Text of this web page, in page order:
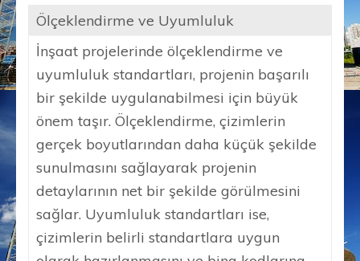
Ölçeklendirme ve Uyumluluk
İnşaat projelerinde ölçeklendirme ve
uyumluluk standartları, projenin başarılı
bir şekilde uygulanabilmesi için büyük
önem taşır. Ölçeklendirme, çizimlerin
gerçek boyutlarından daha küçük şekilde
sunulmasını sağlayarak projenin
detaylarının net bir şekilde görülmesini
sağlar. Uyumluluk standartları ise,
çizimlerin belirli standartlara uygun